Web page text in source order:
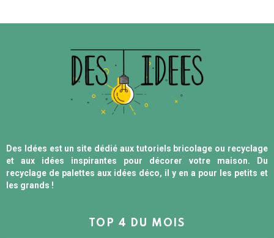
Des Idées est un site dédié aux tutoriels bricolage ou recyclage
et aux idées inspirantes pour décorer votre maison. Du
recyclage de palettes aux idées déco, il y en a pour les petits et
les grands !
TOP 4 DU MOIS